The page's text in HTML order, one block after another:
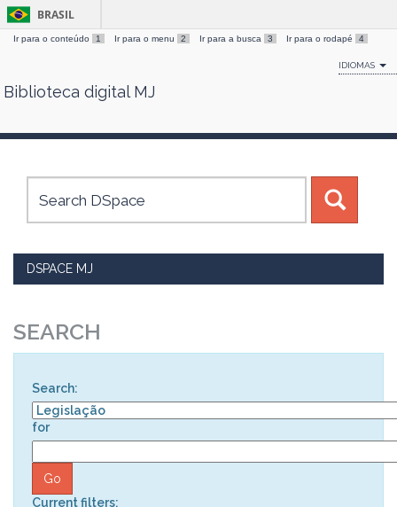
Skip
BRASIL
Ir para o conteúdo 1 Ir para o menu 2 Ir para a busca 3 Ir para o rodapé 4
IDIOMAS
Biblioteca digital MJ
DSPACE MJ
SEARCH
Search:
for
Current filters: